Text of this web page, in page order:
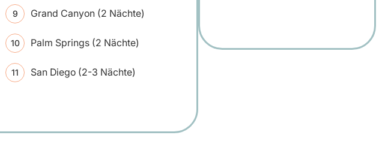
Grand Canyon (2 Nächte)
Palm Springs (2 Nächte)
San Diego (2-3 Nächte)